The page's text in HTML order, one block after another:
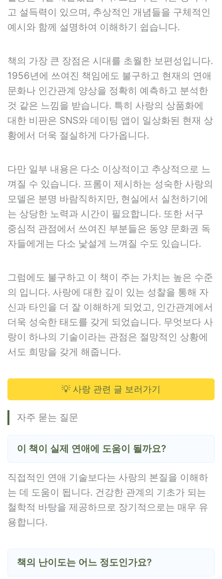
고 설득력이 있으며, 추상적인 개념들을 구체적인
예시와 함께 설명하여 이해하기 쉽습니다.
책의 가장 큰 장점은 시대를 초월한 보편성입니다.
1956년에 쓰여진 책임에도 불구하고 현재의 연애
문화나 인간관계 양상을 정확히 예측하고 분석한
것 같은 느낌을 받습니다. 특히 사랑의 상품화에
대한 비판은 SNS와 데이팅 앱이 일상화된 현재 상
황에서 더욱 절실하게 다가옵니다.
다만 일부 내용은 다소 이상적이고 추상적으로 느
껴질 수 있습니다. 프롬이 제시하는 성숙한 사랑의
모델은 분명 바람직하지만, 현실에서 실천하기에
는 상당한 노력과 시간이 필요합니다. 또한 서구
중심적 관점에서 쓰여진 부분들은 동양 문화권 독
자들에게는 다소 낯설게 느껴질 수도 있습니다.
그럼에도 불구하고 이 책이 주는 가치는 높은 수준
의 입니다. 사랑에 대한 깊이 있는 성찰을 통해 자
신과 타인을 더 잘 이해하게 되었고, 인간관계에서
더욱 성숙한 태도를 갖게 되었습니다. 무엇보다 사
랑이 하나의 기술이라는 관점은 절망적인 상황에
서도 희망을 갖게 해줍니다.
💡 사랑 관련 글 보러가기
자주 묻는 질문
이 책이 실제 연애에 도움이 될까요?
직접적인 연애 기술보다는 사랑의 본질을 이해하
는 데 도움이 됩니다. 건강한 관계의 기초가 되는
철학적 바탕을 제공하므로 장기적으로는 매우 유
용합니다.
책의 난이도는 어느 정도인가요?